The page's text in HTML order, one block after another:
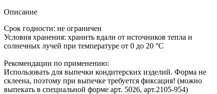
Описание
Срок годности: не ограничен
Условия хранения: хранить вдали от источников тепла и
солнечных лучей при температуре от 0 до 20 °C
Рекомендации по применению:
Использовать для выпечки кондитерских изделий. Форма не
склеена, поэтому при выпечке требуется фиксация! (можно
выпекать в специальной форме арт. 5026, арт.2105-954)